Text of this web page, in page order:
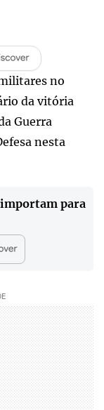
no
da vitória
Guerra
nesta
para